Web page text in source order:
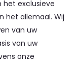
het exclusieve
het allemaal. Wij
van uw
van uw
onze